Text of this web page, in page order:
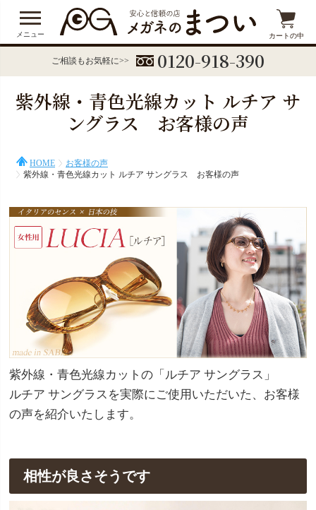
メニュー カートの中
ご相談もお気軽に>> 0120-918-390
紫外線・青色光線カット ルチア サ
ングラス お客様の声
HOME
お客様の声
紫外線・青色光線カット ルチア サングラス お客様の声
紫外線・青色光線カットの「ルチア サングラス」
ルチア サングラスを実際にご使用いただいた、お客様
の声を紹介いたします。
相性が良さそうです